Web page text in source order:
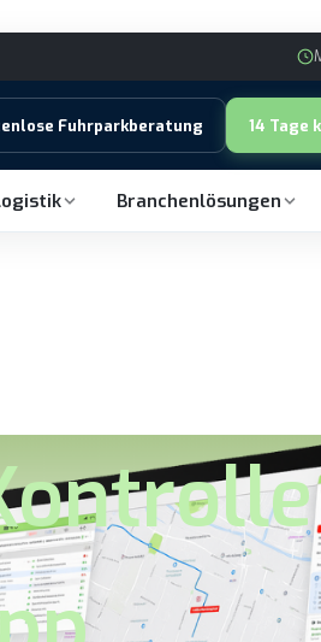
Fuhrparkberatung 14 Tage
Branchenlösungen